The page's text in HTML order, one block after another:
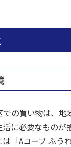
の買い物は、地
に必要なものが
「Aコープ ふう